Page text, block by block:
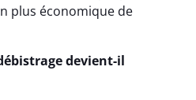
plus économique de
devient-il